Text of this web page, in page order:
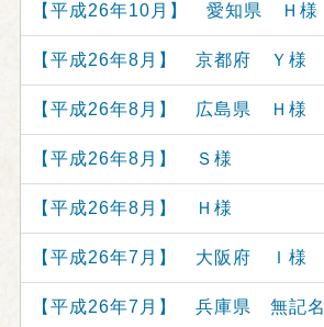
【平成26年10月】 愛知県 Ｈ様
【平成26年8月】 京都府 Ｙ様
【平成26年8月】 広島県 Ｈ様
【平成26年8月】 Ｓ様
【平成26年8月】 Ｈ様
【平成26年7月】 大阪府 Ｉ様
【平成26年7月】 兵庫県 無記名